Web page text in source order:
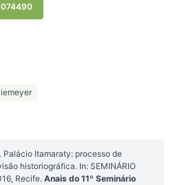
Palácio Itamaraty: processo de
historiográfica. In: SEMINÁRIO
Recife. Anais do 11º Seminário